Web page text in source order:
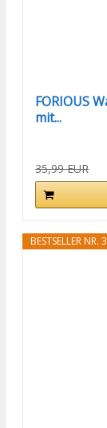
FORIOUS
mit...
35,99 EUR
BESTSELLER NR. 3